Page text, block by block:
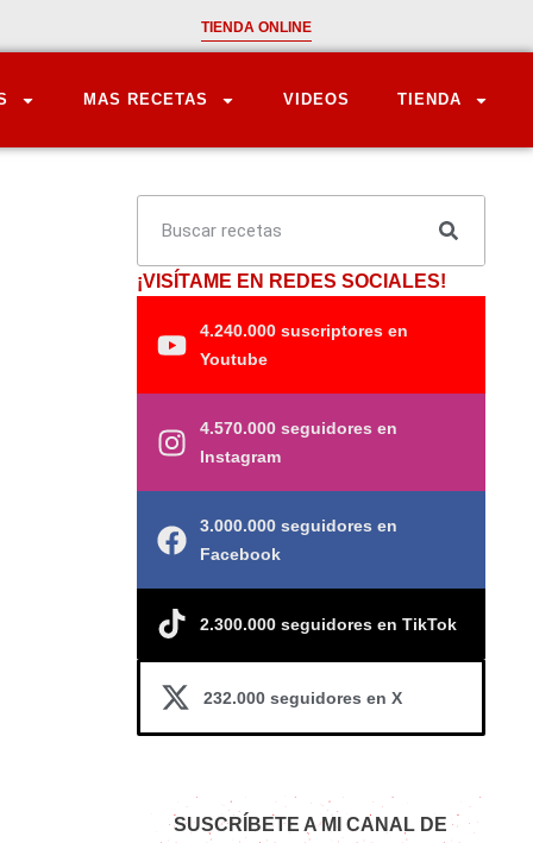
TIENDA ONLINE
MAS RECETAS VIDEOS TIENDA
¡VISÍTAME EN REDES SOCIALES!
4.240.000 suscriptores en
Youtube
4.570.000 seguidores en
Instagram
3.000.000 seguidores en
Facebook
2.300.000 seguidores en TikTok
232.000 seguidores en X
SUSCRÍBETE A MI CANAL DE